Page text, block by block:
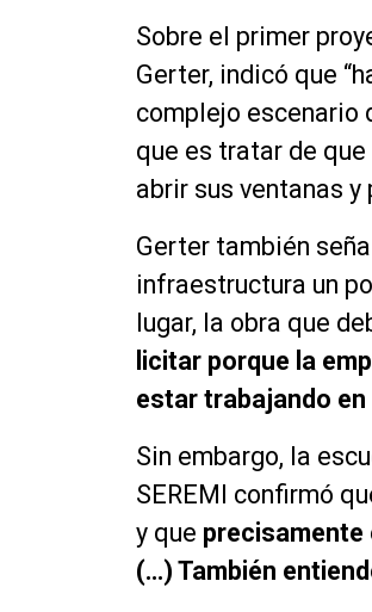
Sobre el primer
Gerter, indicó que
complejo escenario
que es tratar de
abrir sus ventanas y
Gerter también
infraestructura un
lugar, la obra que
licitar porque la
estar trabajando en
Sin embargo, la
SEREMI confirmó
y que precisamente
(…) También